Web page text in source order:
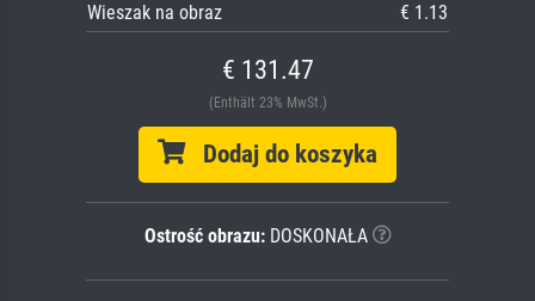
Wieszak na obraz
€ 1.13
€ 131.47
(Enthält 23% MwSt.)
Dodaj do koszyka
Ostrość obrazu:DOSKONAŁA